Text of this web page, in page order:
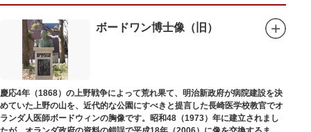
ボードワン博士像（旧）
慶応4年（1868）の上野戦争によって荒れ果て、明治新政府が病院建設を決
めていた上野の山を、近代的な公園にすべきと提言した長崎医学校教官でオ
ランダ人医師ボードウィンの胸像です。昭和48（1973）年に建立されまし